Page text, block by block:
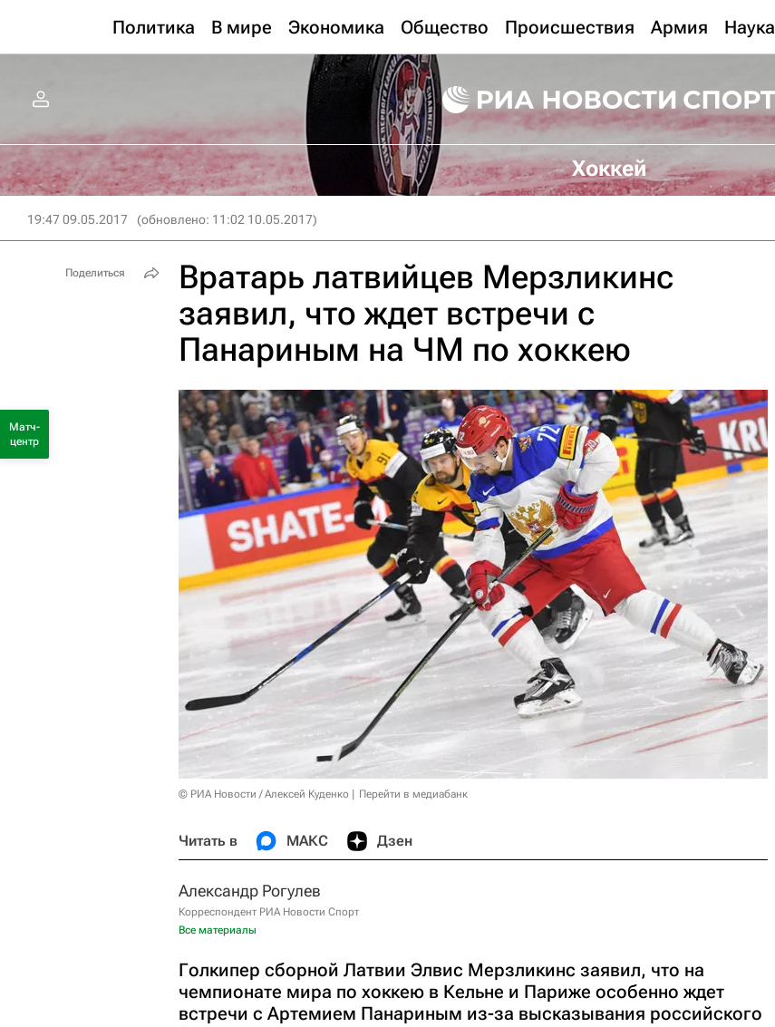
Политика В мире Экономика Общество Происшествия Армия Наука
Хоккей
19:47 09.05.2017 (обновлено: 11:02 10.05.2017)
Вратарь латвийцев Мерзликинс
заявил, что ждет встречи с
Панариным на ЧМ по хоккею
© РИА Новости / Алексей Куденко Перейти в медиабанк
Читать в МАКС Дзен
Александр Рогулев
Корреспондент РИА Новости Спорт
Все материалы
Голкипер сборной Латвии Элвис Мерзликинс заявил, что на
чемпионате мира по хоккею в Кельне и Париже особенно ждет
встречи с Артемием Панариным из-за высказывания российского
Поделиться
Матч-
центр